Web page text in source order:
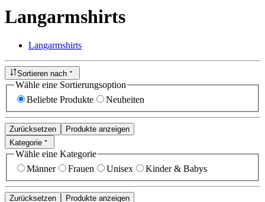
Langarmshirts
Langarmshirts
Sortieren nach
Wähle eine Sortierungsoption
Beliebte Produkte
Neuheiten
Zurücksetzen
Produkte anzeigen
Kategorie
Wähle eine Kategorie
Männer
Frauen Unisex Kinder & Babys
Zurücksetzen
Produkte anzeigen